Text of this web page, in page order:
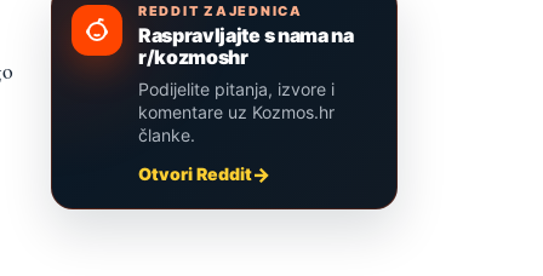
REDDIT ZAJEDNICA
Raspravljajte s nama na
r/kozmoshr
Podijelite pitanja, izvore i
komentare uz Kozmos.hr
članke.
Otvori Reddit